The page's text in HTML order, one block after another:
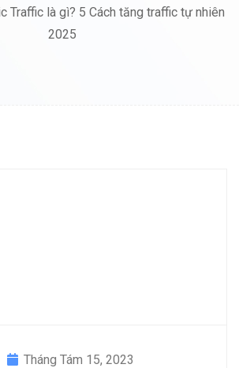
Traffic là gì? 5 Cách tăng traffic tự nhiên
2025
Tháng Tám 15, 2023